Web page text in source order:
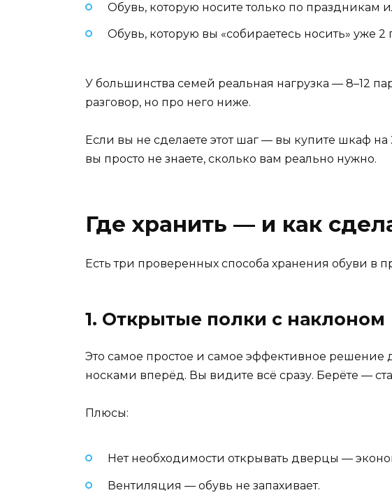
Обувь, которую носите только по праздникам
Обувь, которую вы «собираетесь носить» уже
У большинства семей реальная нагрузка — 8–12
разговор, но про него ниже.
Если вы не сделаете этот шаг — вы купите шкаф на
вы просто не знаете, сколько вам реально нужно.
Где хранить — и как
Есть три проверенных способа хранения обуви
1. Открытые полки с наклоном
Это самое простое и самое эффективное решение
носками вперёд. Вы видите всё сразу. Берёте —
Плюсы:
Нет необходимости открывать дверцы —
Вентиляция — обувь не запахивает.